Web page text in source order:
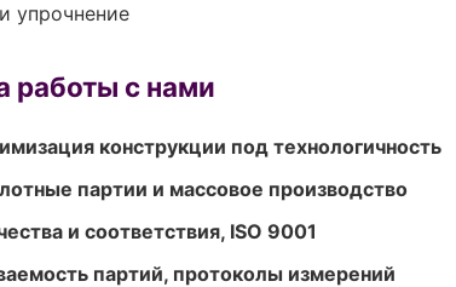
упрочнение
работы с нами
конструкции под технологичность
партии и массовое производство
и соответствия, ISO 9001
партий, протоколы измерений